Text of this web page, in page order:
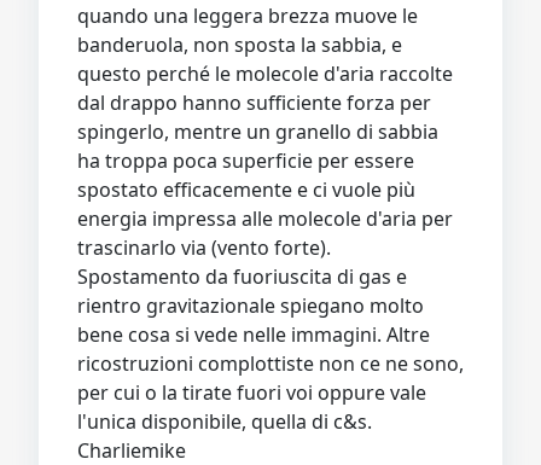
quando una leggera brezza muove le
banderuola, non sposta la sabbia, e
questo perché le molecole d'aria raccolte
dal drappo hanno sufficiente forza per
spingerlo, mentre un granello di sabbia
ha troppa poca superficie per essere
spostato efficacemente e ci vuole più
energia impressa alle molecole d'aria per
trascinarlo via (vento forte).
Spostamento da fuoriuscita di gas e
rientro gravitazionale spiegano molto
bene cosa si vede nelle immagini. Altre
ricostruzioni complottiste non ce ne sono,
per cui o la tirate fuori voi oppure vale
l'unica disponibile, quella di c&s.
Charliemike